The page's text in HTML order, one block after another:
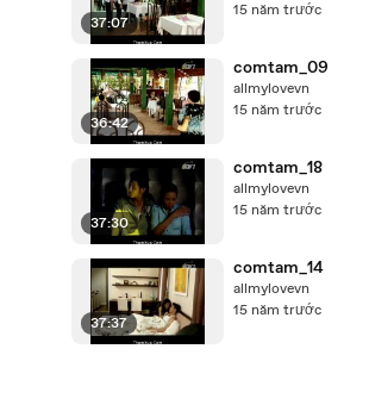
37:07
15 năm trước
36:42
comtam_09
allmylovevn
15 năm trước
37:30
comtam_18
allmylovevn
15 năm trước
37:37
comtam_14
allmylovevn
15 năm trước